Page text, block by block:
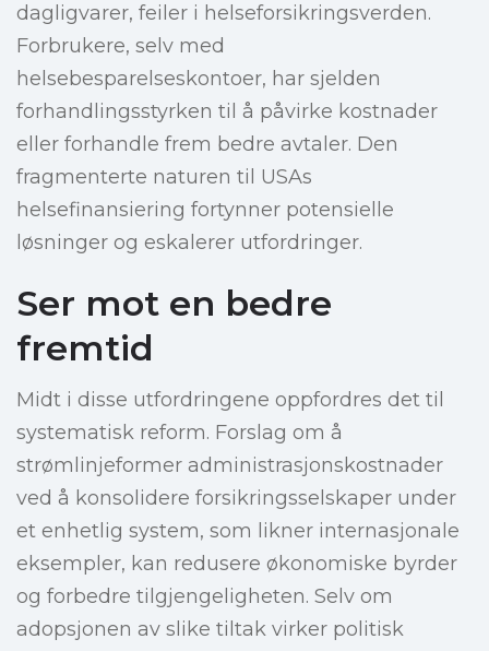
dagligvarer, feiler i helseforsikringsverden.
Forbrukere, selv med
helsebesparelseskontoer, har sjelden
forhandlingsstyrken til å påvirke kostnader
eller forhandle frem bedre avtaler. Den
fragmenterte naturen til USAs
helsefinansiering fortynner potensielle
løsninger og eskalerer utfordringer.
Ser mot en bedre
fremtid
Midt i disse utfordringene oppfordres det til
systematisk reform. Forslag om å
strømlinjeformer administrasjonskostnader
ved å konsolidere forsikringsselskaper under
et enhetlig system, som likner internasjonale
eksempler, kan redusere økonomiske byrder
og forbedre tilgjengeligheten. Selv om
adopsjonen av slike tiltak virker politisk